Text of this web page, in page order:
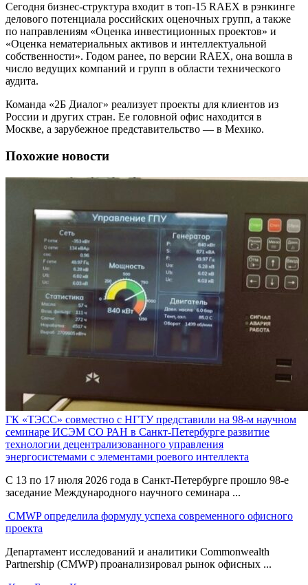
Сегодня бизнес-структура входит в топ-15 RAEX в рэнкинге
делового потенциала российских оценочных групп, а также
по направлениям «Оценка инвестиционных проектов» и
«Оценка нематериальных активов и интеллектуальной
собственности». Годом ранее, по версии RAEX, она вошла в
число ведущих компаний и групп в области технического
аудита.
Команда «2Б Диалог» реализует проекты для клиентов из
России и других стран. Ее головной офис находится в
Москве, а зарубежное представительство — в Мехико.
Похожие новости
ГК «ТЭСС» совместно с НГТУ представили на 98-м научном
семинаре ИСЭМ СО РАН в Санкт-Петербурге развитие
технологии децентрализованного управления
энергосистемами с элементами роевого интеллекта
С 13 по 17 июля 2026 года в Санкт-Петербурге прошло 98-е
заседание Международного научного семинара ...
CMWP определила формулу успеха современного офисного
проекта
Департамент исследований и аналитики Commonwealth
Partnership (CMWP) проанализировал рынок офисных ...